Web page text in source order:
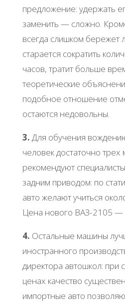
предложение: удержать
заменить — сложно.
всегда слишком бережет
старается сократить
часов, тратит больше
теоретические
подобное отношение
остаются недовольны.
3. Для обучения
человек достаточно
рекомендуют
задним приводом: по
авто желают учиться
Цена нового ВАЗ-2105 —
4. Остальные машины
иностранного
директора автошкол: при
ценах качество
импортные авто